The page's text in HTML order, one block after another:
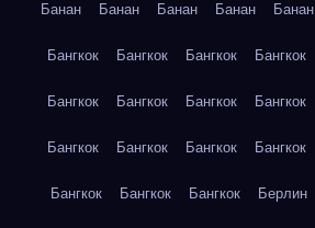
Банан Банан Банан Банан Банан
Бангкок Бангкок Бангкок Бангкок
Бангкок Бангкок Бангкок Бангкок
Бангкок Бангкок Бангкок Бангкок
Бангкок Бангкок Бангкок Берлин